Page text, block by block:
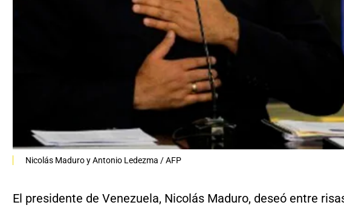
Nicolás Maduro y Antonio Ledezma / AFP
El presidente de Venezuela, Nicolás Maduro, deseó entre